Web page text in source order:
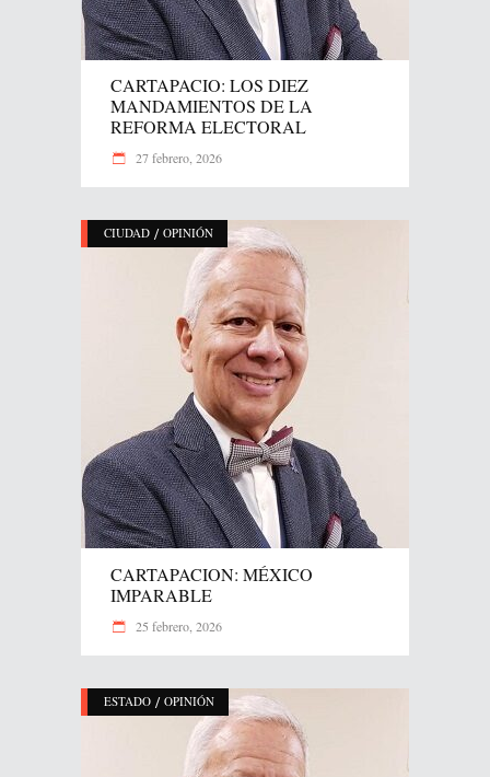
CARTAPACIO: LOS DIEZ
MANDAMIENTOS DE LA
REFORMA ELECTORAL
27 febrero, 2026
CIUDAD / OPINIÓN
CARTAPACION: MÉXICO
IMPARABLE
25 febrero, 2026
ESTADO / OPINIÓN